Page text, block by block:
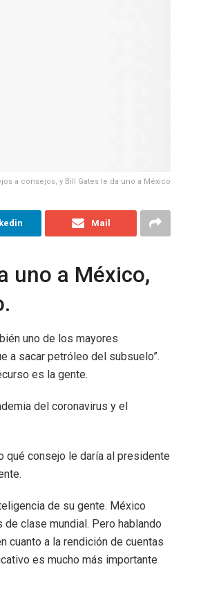
a consejos, y Bill Gates le da uno a México
Mail
uno a México,
uno de los mayores
a sacar petróleo del subsuelo”.
es la gente.
del coronavirus y el
qué consejo le daría al presidente
de su gente. México
clase mundial. Pero hablando
cuanto a la rendición de cuentas
es mucho más importante